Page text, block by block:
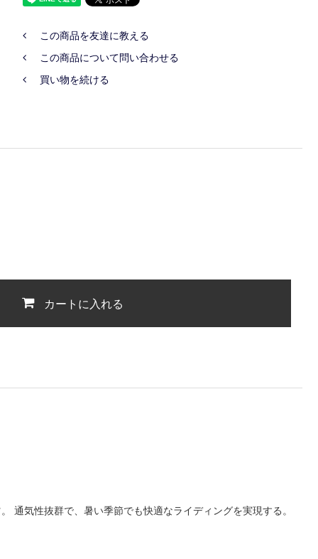
この商品を友達に教える
この商品について問い合わせる
買い物を続ける
カートに入れる
通気性抜群で、暑い季節でも快適なライディングを実現する。